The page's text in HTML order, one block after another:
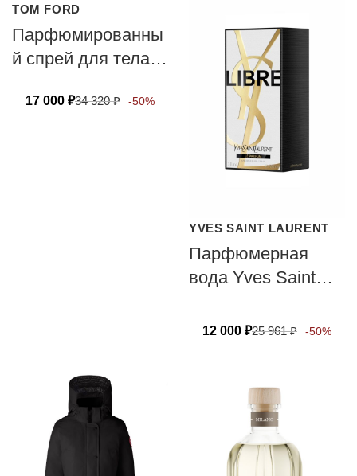
TOM FORD
Парфюмированны
й спрей для тела
PRICK 150 мл
17 000 ₽34 320₽ -50%
YVES SAINT LAURENT
Парфюмерная
вода Yves Saint
PARFUM
12 000 ₽25 961₽ -50%